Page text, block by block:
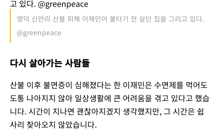
영덕 신안리 산불 피해 이재민이 불타기 전 살던 집을 그리고 있다.
@greenpeace
다시 살아가는 사람들
산불 이후 불면증이 심해졌다는 한 이재민은 수면제를 먹어도
도통 나아지지 않아 일상생활에 큰 어려움을 겪고 있다고 했습
니다. 시간이 지나면 괜찮아지겠지 생각했지만, 그 시간은 쉽
사리 찾아오지 않았습니다.